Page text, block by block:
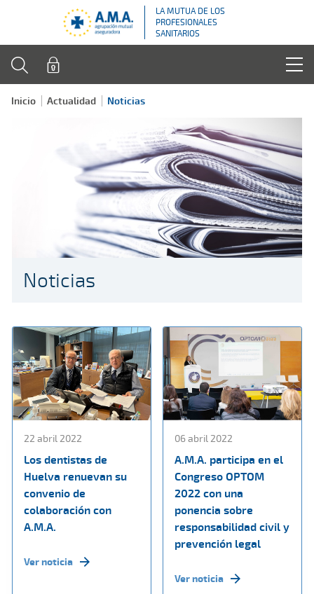
LA MUTUA DE LOS
PROFESIONALES
SANITARIOS
Inicio Actualidad Noticias
Noticias
22 abril 2022
Los dentistas de
Huelva renuevan su
convenio de
colaboración con
A.M.A.
Ver noticia
06 abril 2022
A.M.A. participa en el
Congreso OPTOM
2022 con una
ponencia sobre
responsabilidad civil y
prevención legal
Ver noticia